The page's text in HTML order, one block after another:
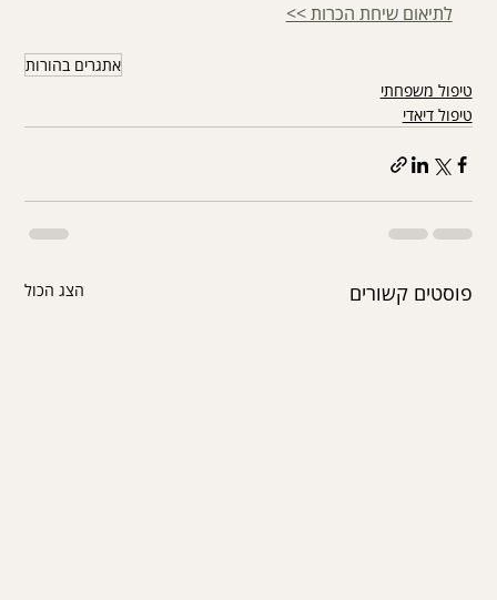
לתיאום שיחת הכרות >>
אתגרים בהורות
טיפול משפחתי
טיפול דיאדי
פוסטים קשורים הצג הכול